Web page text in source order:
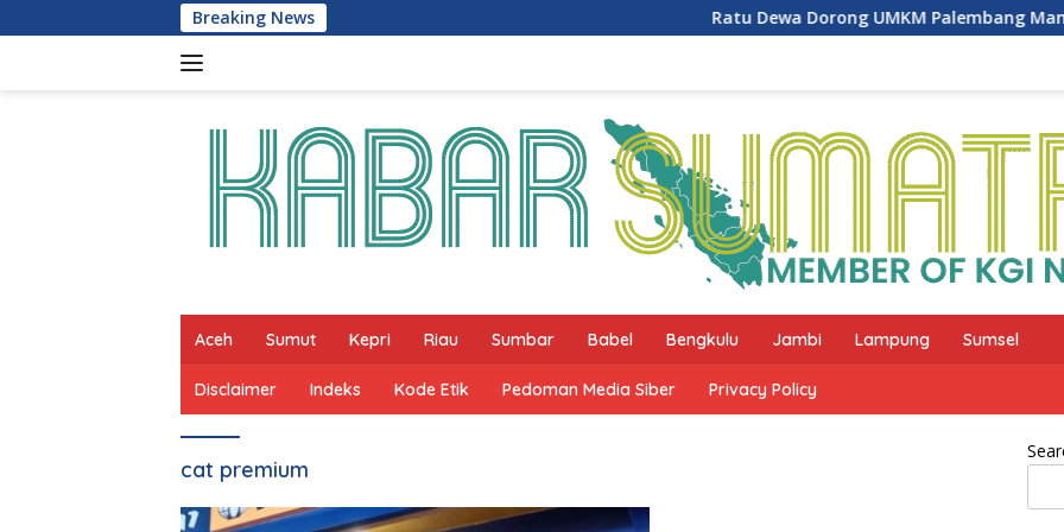
to
Breaking News Ratu Dewa Dorong UMKM Palembang
Aceh Sumut Kepri Riau Sumbar Babel Bengkulu Jambi Lampung Sumsel
Disclaimer Indeks Kode Etik Pedoman Media Siber Privacy Policy
cat premium